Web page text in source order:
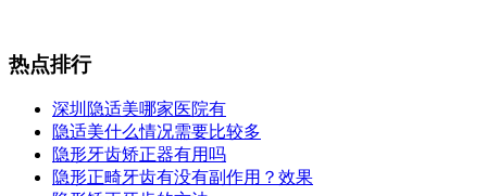
热点排行
深圳隐适美哪家医院有
隐适美什么情况需要比较多
隐形牙齿矫正器有用吗
隐形正畸牙齿有没有副作用？效果